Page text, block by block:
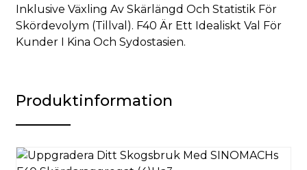
Inklusive Växling Av Skärlängd Och Statistik För
Skördevolym (tillval). F40 Är Ett Idealiskt Val För
Kunder I Kina Och Sydostasien.
Produktinformation